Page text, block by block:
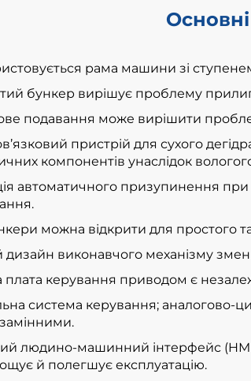
рама машини зі
бункер вирішує проблему
подавання може вирішити
пристрій для сухого
компонентів унаслідок
автоматичного призупинення при
можна відкрити для простого
виконавчого механізму
керування приводом є
система керування; аналогово-
людино-машинний інтерфейс
й полегшує експлуатацію.